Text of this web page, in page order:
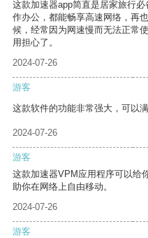
这款加速器app简直是居家旅行
作办公，都能畅享高速网络，再
候，经常因为网速慢而无法正常
用担心了。
2024-07-26
游客
这款软件的功能非常强大，可以
2024-07-26
游客
这款加速器VPM应用程序可以给
助你在网络上自由移动。
2024-07-26
游客